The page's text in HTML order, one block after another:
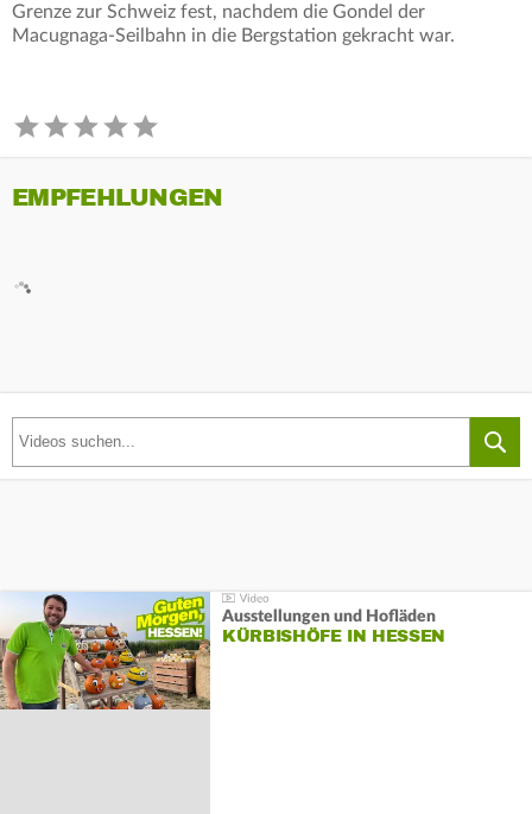
Grenze zur Schweiz fest, nachdem die Gondel der
Macugnaga-Seilbahn in die Bergstation gekracht war.
EMPFEHLUNGEN
Ausstellungen und Hofläden
KÜRBISHÖFE IN HESSEN